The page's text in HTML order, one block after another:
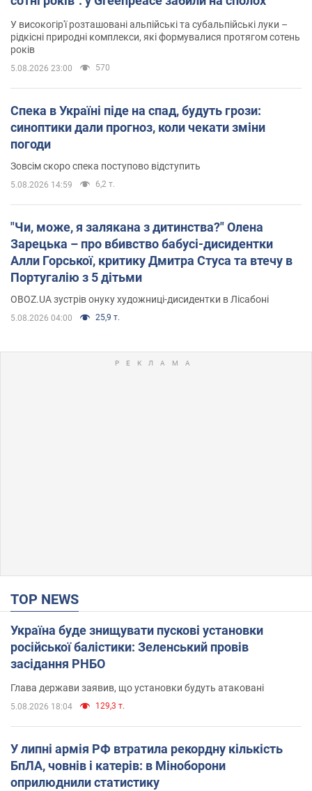
У високогір'ї розташовані альпійські та субальпійські луки –
рідкісні природні комплекси, які формувалися протягом сотень
років
5.08.2026 23:00 570
Спека в Україні піде на спад, будуть грози:
синоптики дали прогноз, коли чекати зміни
погоди
Зовсім скоро спека поступово відступить
5.08.2026 14:59 6,2 т.
"Чи, може, я залякана з дитинства?" Олена
Зарецька – про вбивство бабусі-дисидентки
Алли Горської, критику Дмитра Стуса та втечу в
Португалію з 5 дітьми
OBOZ.UA зустрів онуку художниці-дисидентки в Лісабоні
5.08.2026 04:00 25,9 т.
TOP NEWS
Україна буде знищувати пускові установки
російської балістики: Зеленський провів
засідання РНБО
Глава держави заявив, що установки будуть атаковані
5.08.2026 18:04 129,3 т.
У липні армія РФ втратила рекордну кількість
БпЛА, човнів і катерів: в Міноборони
оприлюднили статистику